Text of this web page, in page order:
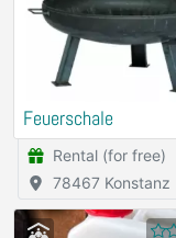
Feuerschale
Rental (for free)
78467 Konstanz